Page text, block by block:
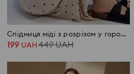
Спідниця міді з розрізом у горошок
199 UAH 449UAH